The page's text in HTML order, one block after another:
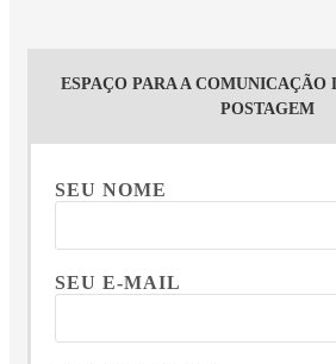
ESPAÇO PARA A COMUNICAÇÃO
POSTAGEM
SEU NOME
SEU E-MAIL